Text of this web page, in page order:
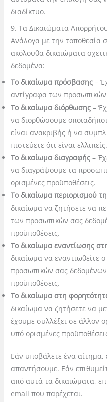
διαδίκτυο.
9. Τα Δικαιώματα
Ανάλογα με την τοποθεσία
ακόλουθα δικαιώματα
δεδομένα:
Το δικαίωμα πρόσβασης –
αντίγραφα των
Το δικαίωμα διόρθωσης –
να διορθώσουμε
είναι ανακριβής ή να
πιστεύετε ότι είναι ελλιπείς.
Το δικαίωμα διαγραφής –
να διαγράψουμε τα
ορισμένες προϋποθέσεις.
Το δικαίωμα περιορισμού
δικαίωμα να ζητήσετε να
των προσωπικών σας
προϋποθέσεις.
Το δικαίωμα εναντίωσης
δικαίωμα να εναντιωθείτε
προσωπικών σας
προϋποθέσεις.
Το δικαίωμα στη
δικαίωμα να ζητήσετε να
έχουμε συλλέξει σε άλλον
υπό ορισμένες
Εάν υποβάλετε ένα
απαντήσουμε. Εάν
από αυτά τα δικαιώματα,
email που παρέχεται.